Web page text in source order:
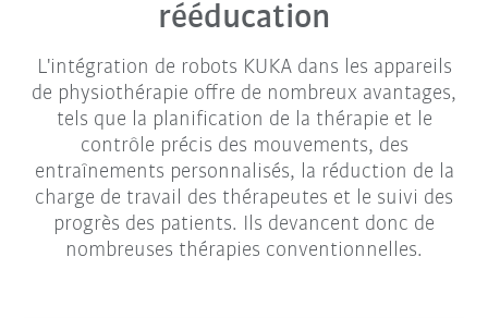
rééducation
L'intégration de robots KUKA dans les appareils
de physiothérapie offre de nombreux avantages,
tels que la planification de la thérapie et le
contrôle précis des mouvements, des
entraînements personnalisés, la réduction de la
charge de travail des thérapeutes et le suivi des
progrès des patients. Ils devancent donc de
nombreuses thérapies conventionnelles.